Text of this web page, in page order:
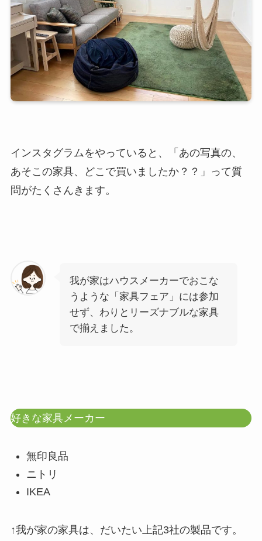
インスタグラムをやっていると、
「あの写真の、
あそこの家具、どこで買いましたか？？」 って質
問がたくさんきます。
我が家はハウスメーカーでおこな
うような「家具フェア」には参加
せず、わりとリーズナブルな家具
で揃えました。
好きな家具メーカー
無印良品
ニトリ
IKEA
↑我が家の家具は、だいたい上記3社の製品です。